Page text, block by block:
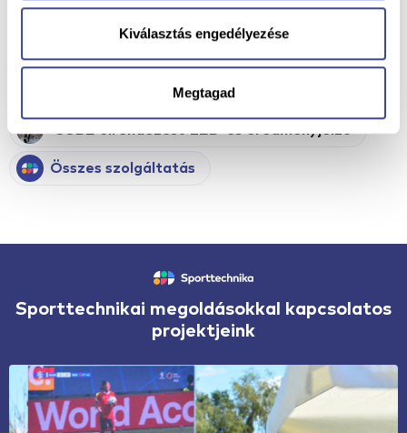
Kiválasztás engedélyezése
Megtagad
További szolgáltatásaink
Összes szolgáltatás
Sporttechnikai megoldásokkal kapcsolatos
projektjeink